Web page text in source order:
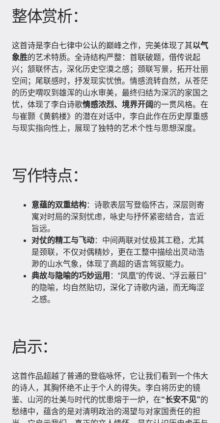
整体赏析：
这首诗是李白七律中公认的巅峰之作，完美体现了其以气
象胜的艺术特质。全诗结构严整：首联破题，借传说起
兴；颔联怀古，深化历史空漠之感；颈联写景，拓开壮丽
空间；尾联感时，抒发现实忧愤。情感流转自然，从苍茫
的历史喟叹到雄浑的山水审美，最终归结为深沉的家国之
忧，体现了李白诗歌情感浓烈、境界开阔的一贯风格。在
与崔颢《黄鹤楼》的潜在对话中，李白此作在历史厚重感
与现实指向性上，展现了独特的艺术个性与思想深度。
写作特点：
意蕴的双重结构：诗歌表层写登临怀古，深层则寄
寓对时局的深刻忧虑，咏史与抒怀紧密结合，言近
旨远。
对仗的精工与飞动：中间两联对仗极其工稳，尤其
是颈联，不仅对偶精妙，更在工整中描绘出灵动浩
渺的山水气象，体现了高超的语言驾驭能力。
典故与隐喻的巧妙运用 ：“凤凰”的传说、“浮云蔽日”
的隐喻，均自然贴切，深化了诗歌内涵，而无晦涩
之感。
启示：
这首作品超越了普通的登临咏怀，它让我们看到一个伟大
的诗人，其胸怀绝不止于个人的得失。李白将历史的镜
鉴、山河的壮美与时代的忧患熔于一炉，在“长安不见”的
愁绪中，蕴含的是对清明政治的渴望与对家国责任的担